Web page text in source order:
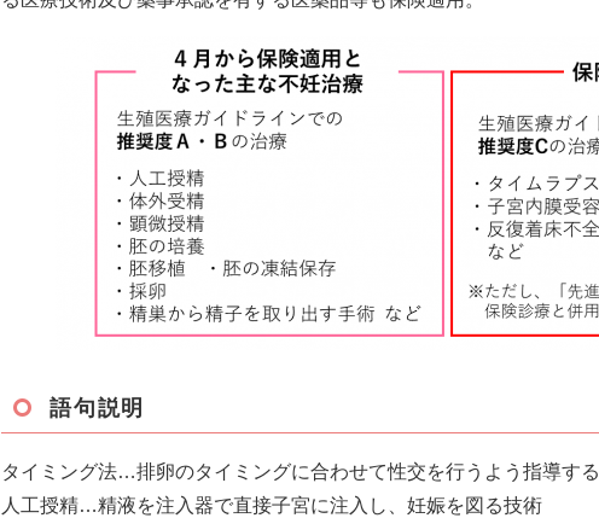
語句説明
タイミング法…排卵のタイミングに合わせて性交を行うよう指導する
人工授精…精液を注入器で直接子宮に注入し、妊娠を図る技術